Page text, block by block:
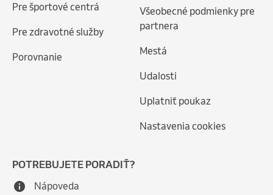
Pre športové centrá
Pre zdravotné služby
Porovnanie
Všeobecné podmienky pre
partnera
Mestá
Udalosti
Uplatniť poukaz
Nastavenia cookies
POTREBUJETE PORADIŤ?
Nápoveda